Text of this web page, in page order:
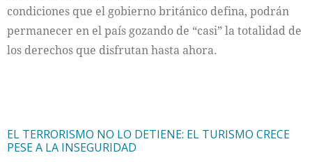
condiciones que el gobierno británico defina, podrán
permanecer en el país gozando de “casi” la totalidad de
los derechos que disfrutan hasta ahora.
EL TERRORISMO NO LO DETIENE: EL TURISMO CRECE
PESE A LA INSEGURIDAD